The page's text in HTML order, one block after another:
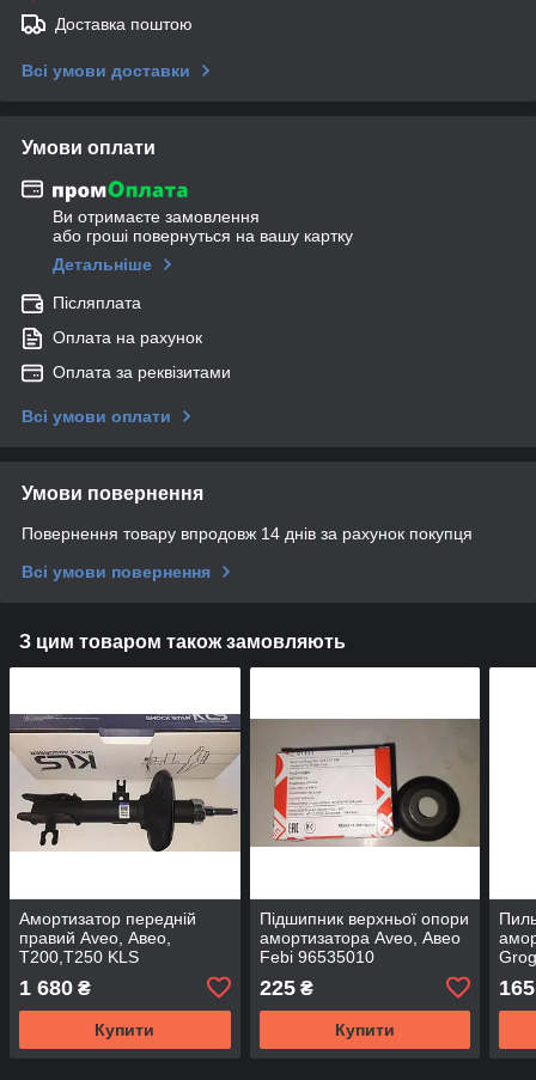
Доставка поштою
Всі умови доставки
Умови оплати
Ви отримаєте замовлення
або гроші повернуться на вашу картку
Детальніше
Післяплата
Оплата на рахунок
Оплата за реквізитами
Всі умови оплати
Умови повернення
Повернення товару впродовж 14 днів за рахунок покупця
Всі умови повернення
З цим товаром також замовляють
Амортизатор передній
правий Aveo, Авео,
T200,T250 KLS
1 680 ₴
Купити
Підшипник верхньої опори
амортизатора Aveo, Авео
Febi 96535010
225₴
Купити
165